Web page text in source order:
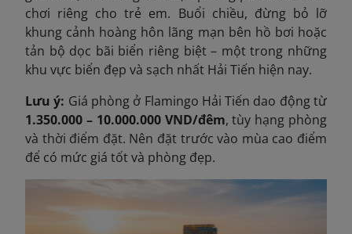
chơi riêng cho trẻ em. Buổi chiều, đừng bỏ lỡ
khung cảnh hoàng hôn lãng mạn bên hồ bơi hoặc
tản bộ dọc bãi biển riêng biệt – một trong những
khu vực biển đẹp và sạch nhất Hải Tiến hiện nay.
Lưu ý: Giá phòng ở Flamingo Hải Tiến dao động từ
1.350.000 – 10.000.000 VND/đêm, tùy hạng phòng
và thời điểm đặt. Nên đặt trước vào mùa cao điểm
để có mức giá tốt và phòng đẹp.